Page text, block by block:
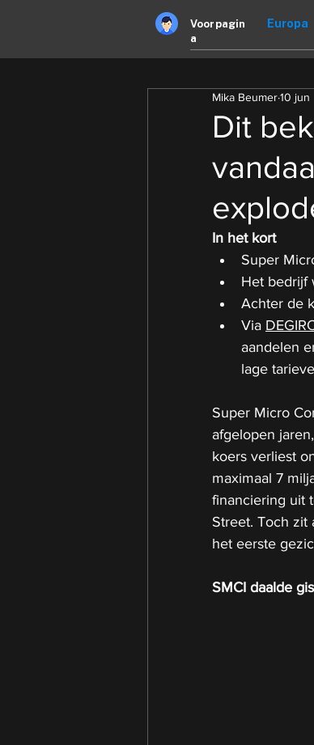
Voorpagin
a
Europa
Dit
Mika Beumer10 jun
In het kort
Super
Het bedrijf
Achter de
Via
aandelen
lage
Super Micro
afgelopen
koers verliest
maximaal 7
financiering uit
Street. Toch zit
het eerste
SMCI daalde